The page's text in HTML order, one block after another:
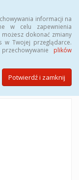
informacji na
w celu zapewnienia
dokonać zmiany
w Twojej przeglądarce.
plików
Potwierdź i zamknij